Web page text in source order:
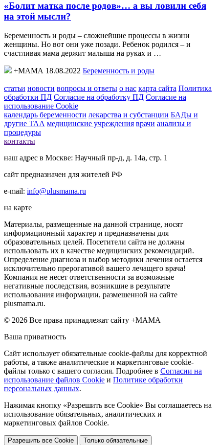
«Болит матка после родов»… а вы ловили себя
на этой мысли?
Беременность и роды – сложнейшие процессы в жизни
женщины. Но вот они уже позади. Ребенок родился – и
счастливая мама держит малыша на руках и …
+МАМА 18.08.2022 Беременность и роды
статьи новости вопросы и ответы о нас карта сайта Политика
обработки ПД Согласие на обработку ПД Согласие на
использование Cookie
календарь беременности лекарства и субстанции БАДы и
другие ТАА медицинские учреждения врачи анализы и
процедуры
контакты
наш адрес в Москве: Научный пр-д, д. 14а, стр. 1
сайт предназначен для жителей РФ
e-mail: info@plusmama.ru
на карте
Материалы, размещенные на данной странице, носят
информационный характер и предназначены для
образовательных целей. Посетители сайта не должны
использовать их в качестве медицинских рекомендаций.
Определение диагноза и выбор методики лечения остается
исключительно прерогативой вашего лечащего врача!
Компания не несет ответственности за возможные
негативные последствия, возникшие в результате
использования информации, размешенной на сайте
plusmama.ru.
© 2026 Все права принадлежат сайту +МАМА
Ваша приватность
Сайт использует обязательные cookie-файлы для корректной
работы, а также аналитические и маркетинговые cookie-
файлы только с вашего согласия. Подробнее в Согласии на
использование файлов Cookie и Политике обработки
персональных данных.
Нажимая кнопку «Разрешить все Cookie» Вы соглашаетесь на
использование обязательных, аналитических и
маркетинговых файлов Cookie.
Разрешить все Cookie Только обязательные